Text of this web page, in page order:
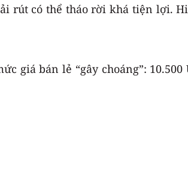
rút có thể tháo rời khá tiện lợi.
giá bán lẻ “gây choáng”: